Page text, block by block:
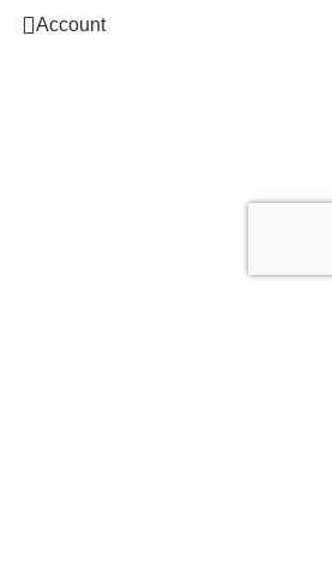
Account